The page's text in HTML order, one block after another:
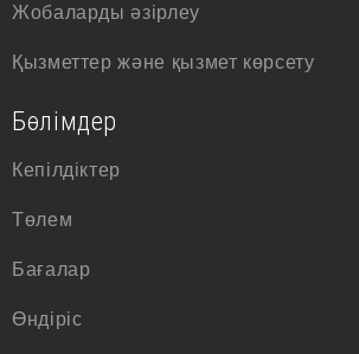
Жобаларды әзірлеу
Қызметтер және қызмет көрсету
Бөлімдер
Кепілдіктер
Төлем
Бағалар
Өндіріс